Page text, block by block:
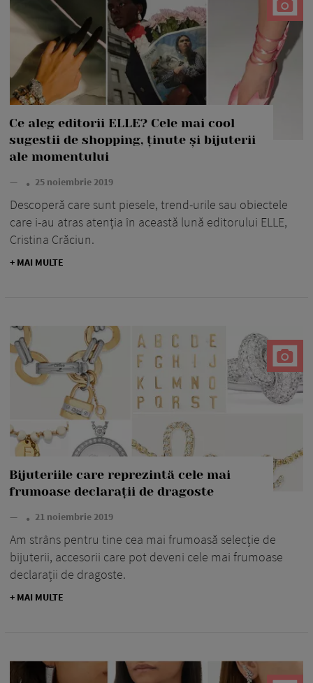
Ce aleg editorii ELLE? Cele mai cool
sugestii de shopping, ținute și bijuterii
ale momentului
— 25 noiembrie 2019
Descoperă care sunt piesele, trend-urile sau obiectele
care i-au atras atenția în această lună editorului ELLE,
Cristina Crăciun.
+ MAI MULTE
Bijuteriile care reprezintă cele mai
frumoase declarații de dragoste
— 21 noiembrie 2019
Am strâns pentru tine cea mai frumoasă selecție de
bijuterii, accesorii care pot deveni cele mai frumoase
declarații de dragoste.
+ MAI MULTE